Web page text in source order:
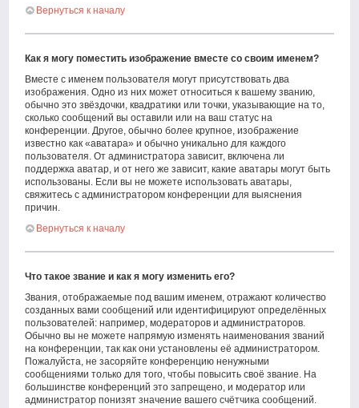
Вернуться к началу
Как я могу поместить изображение вместе со своим именем?
Вместе с именем пользователя могут присутствовать два
изображения. Одно из них может относиться к вашему званию,
обычно это звёздочки, квадратики или точки, указывающие на то,
сколько сообщений вы оставили или на ваш статус на
конференции. Другое, обычно более крупное, изображение
известно как «аватара» и обычно уникально для каждого
пользователя. От администратора зависит, включена ли
поддержка аватар, и от него же зависит, какие аватары могут быть
использованы. Если вы не можете использовать аватары,
свяжитесь с администратором конференции для выяснения
причин.
Вернуться к началу
Что такое звание и как я могу изменить его?
Звания, отображаемые под вашим именем, отражают количество
созданных вами сообщений или идентифицируют определённых
пользователей: например, модераторов и администраторов.
Обычно вы не можете напрямую изменять наименования званий
на конференции, так как они установлены её администратором.
Пожалуйста, не засоряйте конференцию ненужными
сообщениями только для того, чтобы повысить своё звание. На
большинстве конференций это запрещено, и модератор или
администратор понизят значение вашего счётчика сообщений.